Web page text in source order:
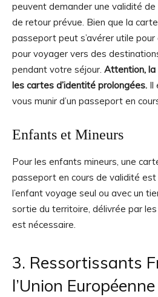
peuvent demander une validité
de retour prévue. Bien que la
passeport peut s’avérer utile
pour voyager vers des
pendant votre séjour. Attention, la
les cartes d’identité prolongées. Il
vous munir d’un passeport en
Enfants et Mineurs
Pour les enfants mineurs, une
passeport en cours de validité est
l’enfant voyage seul ou avec un
sortie du territoire, délivrée par
est nécessaire.
3. Ressortissants
l’Union